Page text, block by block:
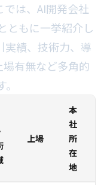
では、AI開発会社
ともに一挙紹介し
実績、技術力、導
有無など多角的
上場
本
社
所
在
地